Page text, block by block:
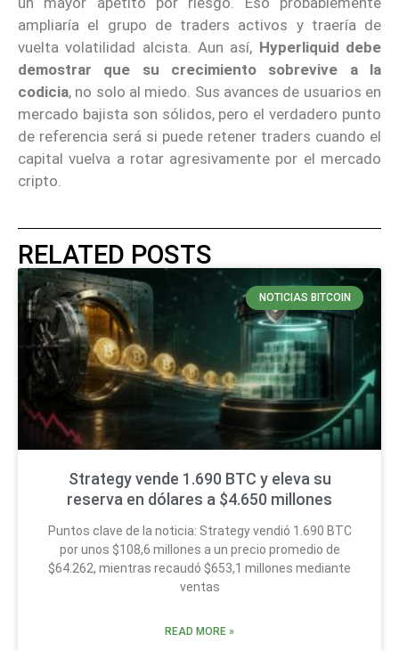
ampliaría el grupo de traders activos y traería de
vuelta volatilidad alcista. Aun así, Hyperliquid debe
demostrar que su crecimiento sobrevive a la
codicia, no solo al miedo. Sus avances de usuarios en
mercado bajista son sólidos, pero el verdadero punto
de referencia será si puede retener traders cuando el
capital vuelva a rotar agresivamente por el mercado
cripto.
RELATED POSTS
NOTICIAS BITCOIN
Strategy vende 1.690 BTC y eleva su
reserva en dólares a $4.650 millones
Puntos clave de la noticia: Strategy vendió 1.690 BTC
por unos $108,6 millones a un precio promedio de
$64.262, mientras recaudó $653,1 millones mediante
ventas
READ MORE »